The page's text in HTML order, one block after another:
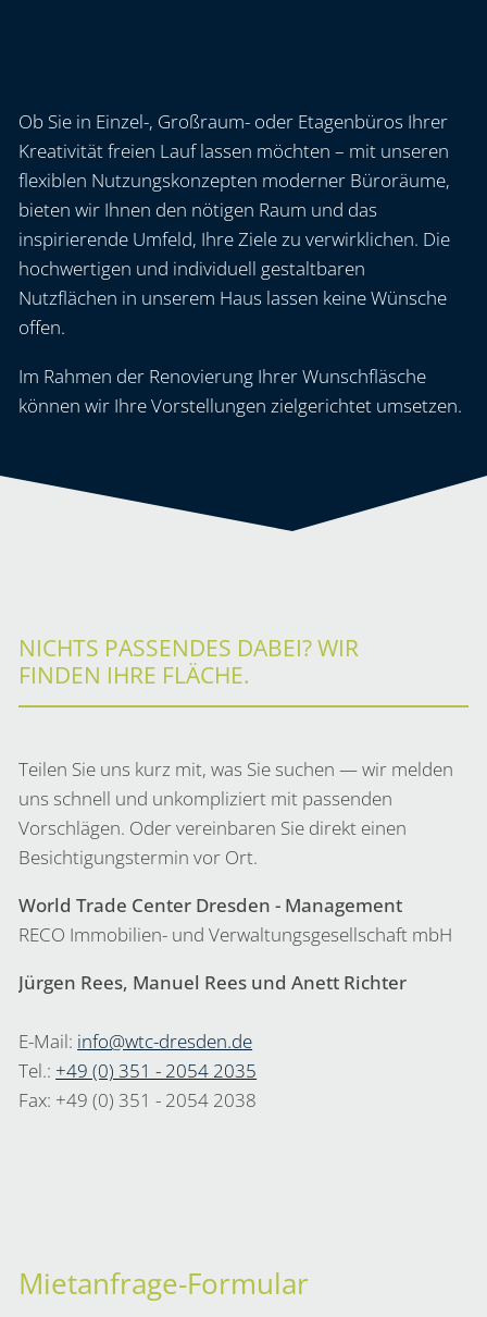
Ob Sie in Einzel-, Großraum- oder Etagenbüros Ihrer
Kreativität freien Lauf lassen möchten – mit unseren
flexiblen Nutzungskonzepten moderner Büroräume,
bieten wir Ihnen den nötigen Raum und das
inspirierende Umfeld, Ihre Ziele zu verwirklichen. Die
hochwertigen und individuell gestaltbaren
Nutzflächen in unserem Haus lassen keine Wünsche
offen.
Im Rahmen der Renovierung Ihrer Wunschfläsche
können wir Ihre Vorstellungen zielgerichtet umsetzen.
NICHTS PASSENDES DABEI? WIR
FINDEN IHRE FLÄCHE.
Teilen Sie uns kurz mit, was Sie suchen — wir melden
uns schnell und unkompliziert mit passenden
Vorschlägen. Oder vereinbaren Sie direkt einen
Besichtigungstermin vor Ort.
World Trade Center Dresden - Management
RECO Immobilien- und Verwaltungsgesellschaft mbH
Jürgen Rees, Manuel Rees und Anett Richter
E-Mail: info@wtc-dresden.de
Tel.: +49 (0) 351 - 2054 2035
Fax: +49 (0) 351 - 2054 2038
Mietanfrage-Formular